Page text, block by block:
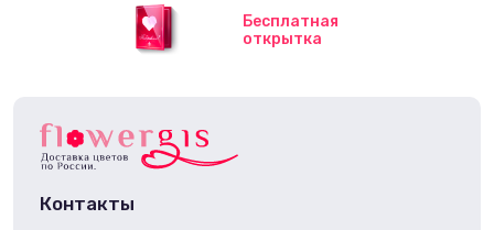
Бесплатная
открытка
Контакты